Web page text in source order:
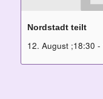
Nordstadt teilt
12. August ;18:30 -